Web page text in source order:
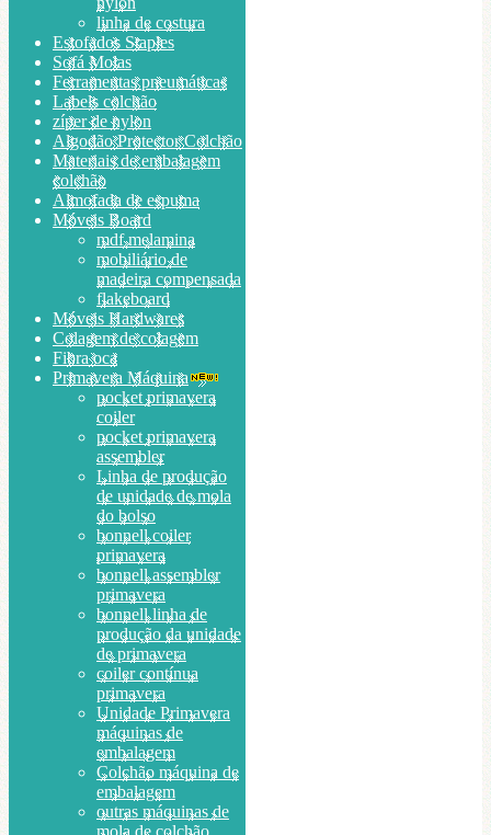
linha de costura
Estofados Staples
Sofá Molas
Ferramentas pneumáticas
Labels colchão
zíper de nylon
Algodão Protector Colchão
Materiais de embalagem
colchão
Almofada de espuma
Móveis Board
mdf melamina
mobiliário de
madeira compensada
flakeboard
Móveis Hardwares
Colagem de colagem
Fibra oca
Primavera Máquina
pocket primavera
coiler
pocket primavera
assembler
Linha de produção
de unidade de mola
do bolso
bonnell coiler
primavera
bonnell assembler
primavera
bonnell linha de
produção da unidade
de primavera
coiler contínua
primavera
Unidade Primavera
máquinas de
embalagem
Colchão máquina de
embalagem
outras máquinas de
mola de colchão